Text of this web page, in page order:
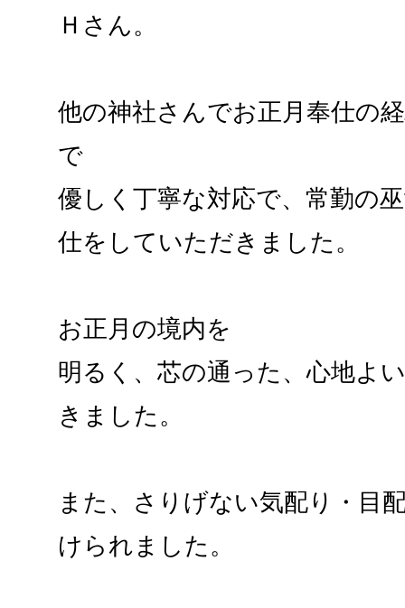
Ｈさん。
他の神社さんでお正月奉仕の
で
優しく丁寧な対応で、常勤の
仕をしていただきました。
お正月の境内を
明るく、芯の通った、心地よ
きました。
また、さりげない気配り・目
けられました。